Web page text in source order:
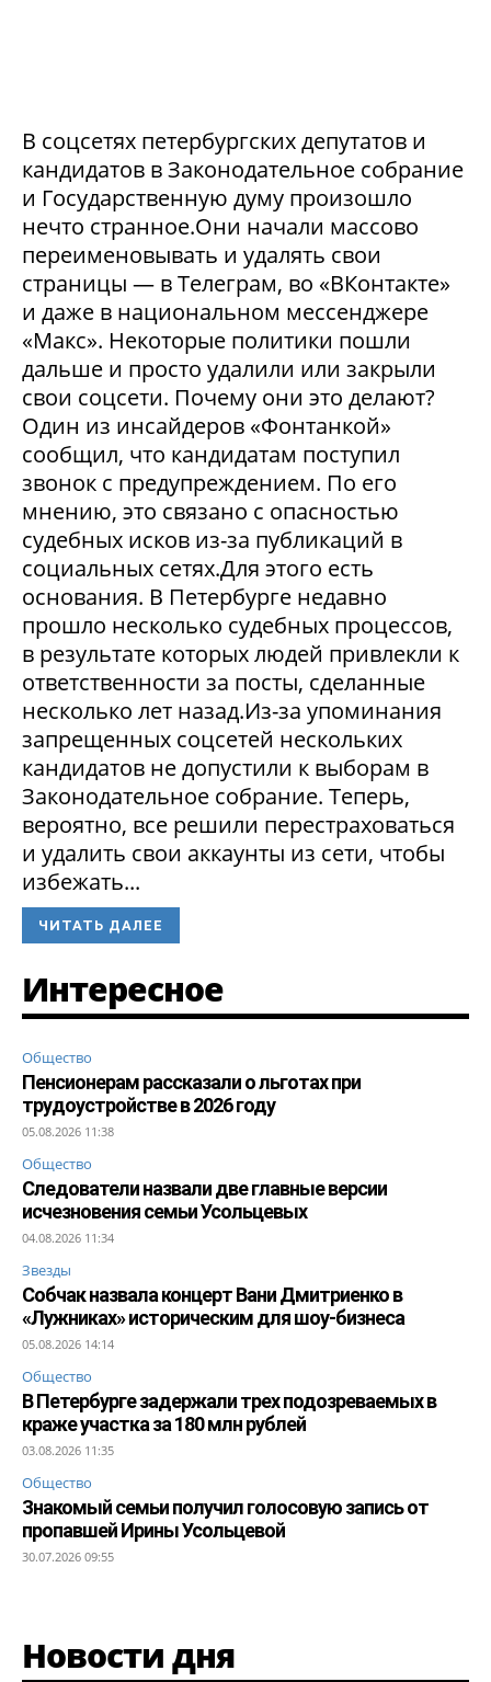
В соцсетях петербургских депутатов и
кандидатов в Законодательное собрание
и Государственную думу произошло
нечто странное.Они начали массово
переименовывать и удалять свои
страницы — в Телеграм, во «ВКонтакте»
и даже в национальном мессенджере
«Макс». Некоторые политики пошли
дальше и просто удалили или закрыли
свои соцсети. Почему они это делают?
Один из инсайдеров «Фонтанкой»
сообщил, что кандидатам поступил
звонок с предупреждением. По его
мнению, это связано с опасностью
судебных исков из-за публикаций в
социальных сетях.Для этого есть
основания. В Петербурге недавно
прошло несколько судебных процессов,
в результате которых людей привлекли к
ответственности за посты, сделанные
несколько лет назад.Из-за упоминания
запрещенных соцсетей нескольких
кандидатов не допустили к выборам в
Законодательное собрание. Теперь,
вероятно, все решили перестраховаться
и удалить свои аккаунты из сети, чтобы
избежать...
ЧИТАТЬ ДАЛЕЕ
Интересное
Общество
Пенсионерам рассказали о льготах при
трудоустройстве в 2026 году
05.08.2026 11:38
Общество
Следователи назвали две главные версии
исчезновения семьи Усольцевых
04.08.2026 11:34
Звезды
Собчак назвала концерт Вани Дмитриенко в
«Лужниках» историческим для шоу-бизнеса
05.08.2026 14:14
Общество
В Петербурге задержали трех подозреваемых в
краже участка за 180 млн рублей
03.08.2026 11:35
Общество
Знакомый семьи получил голосовую запись от
пропавшей Ирины Усольцевой
30.07.2026 09:55
Новости дня